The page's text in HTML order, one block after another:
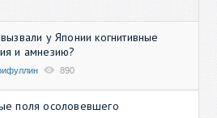
у Японии когнитивные
и амнезию?
890
поля осоловевшего